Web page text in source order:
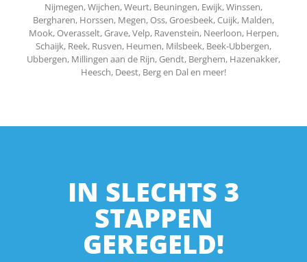
Nijmegen, Wijchen, Weurt, Beuningen, Ewijk, Winssen,
Bergharen, Horssen, Megen, Oss, Groesbeek, Cuijk, Malden,
Mook, Overasselt, Grave, Velp, Ravenstein, Neerloon, Herpen,
Schaijk, Reek, Rusven, Heumen, Milsbeek, Beek-Ubbergen,
Ubbergen, Millingen aan de Rijn, Gendt, Berghem, Hazenakker,
Heesch, Deest, Berg en Dal en meer!
IN SLECHTS 3
STAPPEN
GEREGELD!